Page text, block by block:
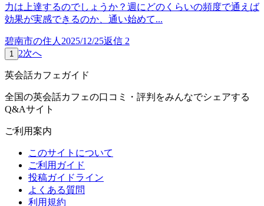
力は上達するのでしょうか？週にどのくらいの頻度で通えば
効果が実感できるのか、通い始めて...
碧南市の住人 2025/12/25返信 2
1 2次へ
英会話カフェガイド
全国の英会話カフェの口コミ・評判をみんなでシェアする
Q&Aサイト
ご利用案内
このサイトについて
ご利用ガイド
投稿ガイドライン
よくある質問
利用規約